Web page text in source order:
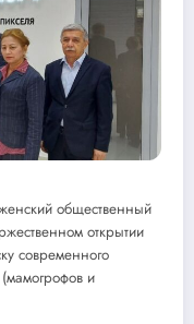
общественный
открытии
современного
и